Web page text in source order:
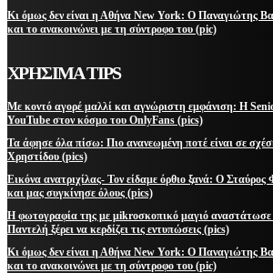
Κι όμως δεν είναι η Αθήνα New York: Ο Παναγιώτης
και το ανακοινώνει με τη σύντροφο του (pic)
ΧΡΗΣΙΜΑ TIPS
Με κοντό αγορέ μαλλί και αγνώριστη εμφάνιση: Η
YouTube στον κόσμο του OnlyFans (pics)
Τα άφησε όλα πίσω: Πιο ανανεωμένη ποτέ είναι σε
Χρηστίδου (pics)
Εικόνα ανατριχίλας- Τον είδαμε όρθιο ξανά: Ο
και μας συγκίνησε όλους (pics)
Η φωτογραφία της με μikroσκοπικό μαγιό
Παντελή ξέρει να κερδίζει τις εντυπώσεις (pics)
Κι όμως δεν είναι η Αθήνα New York: Ο Παναγιώτης
και το ανακοινώνει με τη σύντροφο του (pic)